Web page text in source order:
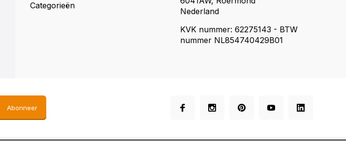
Categorieën
Nederland
KVK nummer: 62275143 - BTW
nummer NL854740429B01
Abonneer